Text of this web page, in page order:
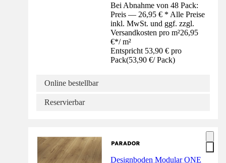
Bei Abnahme von 48 Pack:
Preis — 26,95 € * Alle Preise
inkl. MwSt. und ggf. zzgl.
Versandkosten pro m²26,95
€*/ m²
Entspricht 53,90 € pro
Pack(53,90 €/ Pack)
Online bestellbar
Reservierbar
Designboden Modular ONE